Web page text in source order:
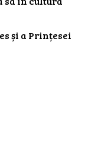
și a Prințesei